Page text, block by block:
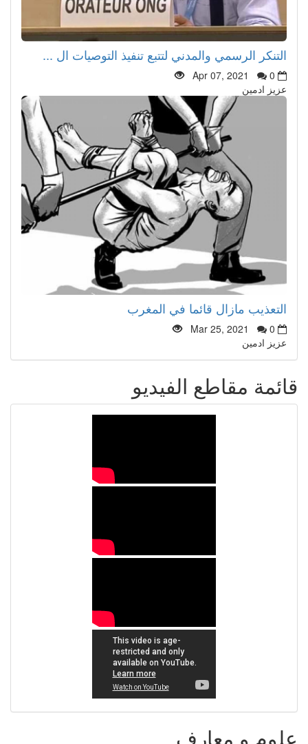
التنكر الرسمي والمدني لتتبع تنفيذ التوصيات ال ...
Apr 07, 2021
0
عزيز ادمين
التعذيب مازال قائما في المغرب
Mar 25, 2021
0
عزيز ادمين
قائمة مقاطع الفيديو
علوم و معارف